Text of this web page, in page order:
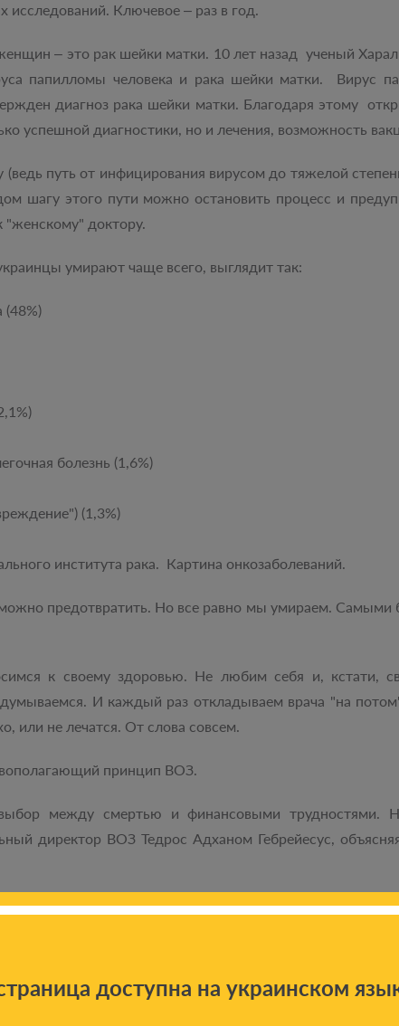
исследований. Ключевое – раз в год.
– это рак шейки матки. 10 лет назад ученый
папилломы человека и рака шейки матки. Вирус
диагноз рака шейки матки. Благодаря этому
успешной диагностики, но и лечения, возможность
путь от инфицирования вирусом до тяжелой
шагу этого пути можно остановить процесс и
"женскому" доктору.
умирают чаще всего, выглядит так:
(48%)
болезнь (1,6%)
(1,3%)
института рака. Картина онкозаболеваний.
предотвратить. Но все равно мы умираем.
к своему здоровью. Не любим себя и, кстати,
И каждый раз откладываем врача "на
или не лечатся. От слова совсем.
принцип ВОЗ.
между смертью и финансовыми трудностями.
директор ВОЗ Тедрос Адханом Гебрейесус,
думали у нас. В Минздраве, правительстве,
до рекомендаций Всемирной организации
когда финансирование плохое? Заботиться о себе.
"Рак излечим". Это первая и единственная в Украине
доступна на украинском